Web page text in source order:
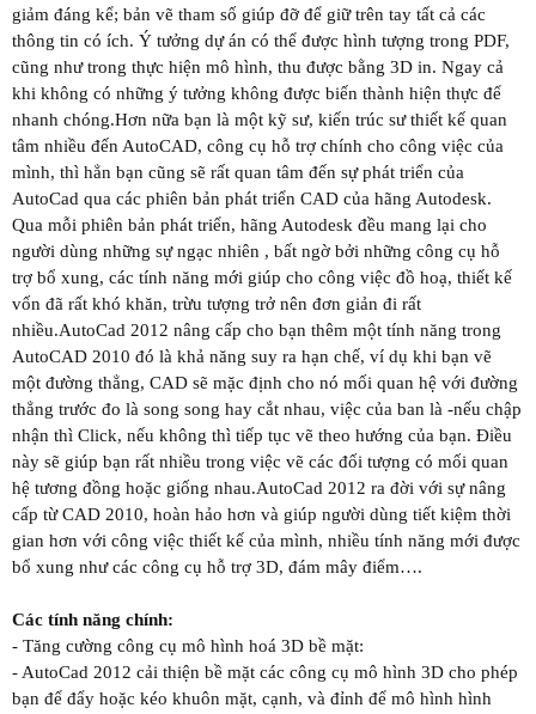
giảm đáng kể; bản vẽ tham số giúp đỡ để giữ trên tay tất cả các
thông tin có ích. Ý tưởng dự án có thể được hình tượng trong PDF,
cũng như trong thực hiện mô hình, thu được bằng 3D in. Ngay cả
khi không có những ý tưởng không được biến thành hiện thực để
nhanh chóng.Hơn nữa bạn là một kỹ sư, kiến trúc sư thiết kế quan
tâm nhiều đến AutoCAD, công cụ hỗ trợ chính cho công việc của
mình, thì hẳn bạn cũng sẽ rất quan tâm đến sự phát triển của
AutoCad qua các phiên bản phát triển CAD của hãng Autodesk.
Qua mỗi phiên bản phát triển, hãng Autodesk đều mang lại cho
người dùng những sự ngạc nhiên , bất ngờ bởi những công cụ hỗ
trợ bổ xung, các tính năng mới giúp cho công việc đồ hoạ, thiết kế
vốn đã rất khó khăn, trừu tượng trở nên đơn giản đi rất
nhiều.AutoCad 2012 nâng cấp cho bạn thêm một tính năng trong
AutoCAD 2010 đó là khả năng suy ra hạn chế, ví dụ khi bạn vẽ
một đường thẳng, CAD sẽ mặc định cho nó mối quan hệ với đường
thẳng trước đo là song song hay cắt nhau, việc của ban là -nếu chập
nhận thì Click, nếu không thì tiếp tục vẽ theo hướng của bạn. Điều
này sẽ giúp bạn rất nhiều trong việc vẽ các đối tượng có mối quan
hệ tương đồng hoặc giống nhau.AutoCad 2012 ra đời với sự nâng
cấp từ CAD 2010, hoàn hảo hơn và giúp người dùng tiết kiệm thời
gian hơn với công việc thiết kế của mình, nhiều tính năng mới được
bổ xung như các công cụ hỗ trợ 3D, đám mây điểm….
Các tính năng chính:
- Tăng cường công cụ mô hình hoá 3D bề mặt:
- AutoCad 2012 cải thiện bề mặt các công cụ mô hình 3D cho phép
bạn để đẩy hoặc kéo khuôn mặt, cạnh, và đỉnh để mô hình hình